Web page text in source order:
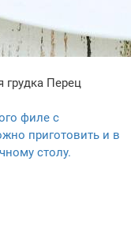
грудка Перец
филе с
приготовить и в
столу.